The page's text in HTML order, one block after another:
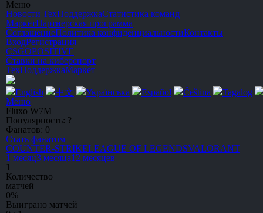
Меню
Новости ТехПоддержкаСтатистика команд
МаркетПартнерская программа
СоглашениеПолитика конфиденциальностиКонтакты
ВходРегистрация
CSGOPOSITIVE
Ставки на киберспорт
ТехПоддержкаМаркет
English 中文 Українська Español Čeština
Tagalog
Меню
Fluxo W7M
Популярность: ?
Фанатов: 0
Стать фанатом
COUNTER-STRIKELEAGUE OF LEGENDSVALORANT
1 месяц3 месяца12 месяцев
1
Количество
матчей
0%
Выиграно матчей